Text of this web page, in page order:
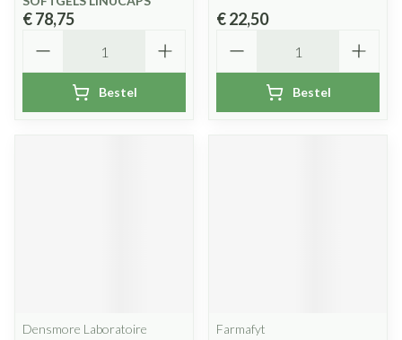
€ 78,75
Bestel
€ 22,50
Bestel
Densmore Laboratoire
Farmafyt